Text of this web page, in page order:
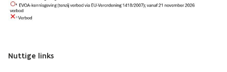
Nuttige links